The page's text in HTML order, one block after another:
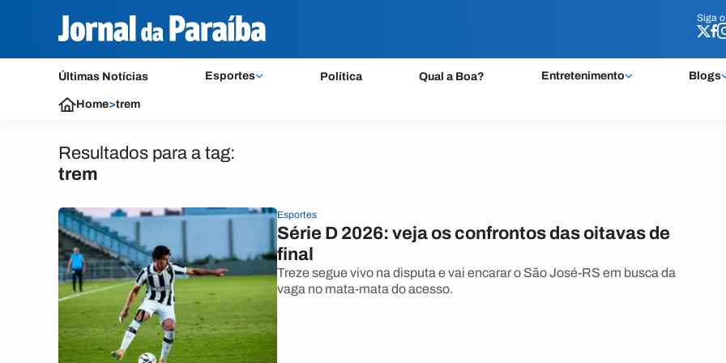
Siga o
Últimas Notícias Esportes Política Qual a Boa? Entretenimento Blogs
Siga o
Home>trem
Resultados para a tag:
trem
Esportes
Série D 2026: veja os confrontos das oitavas de
final
Treze segue vivo na disputa e vai encarar o São José-RS em busca da
vaga no mata-mata do acesso.